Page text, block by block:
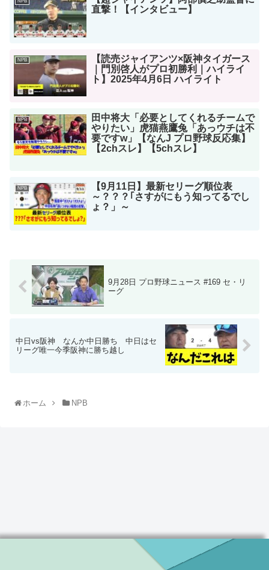
直撃！【インタビュー】
NPB
【読売ジャイアンツ×阪神タイガース
｜門別啓人がプロ初勝利｜ハイライ
ト】2025年4月6日 ハイライト
NPB
田中将大「必要としてくれるチームで
やりたい」虎猫燕鷹兔「あっウチは不
要ですw」【なんJ プロ野球反応集】
【2chスレ】【5chスレ】
NPB
【9月11日】最新セリーグ順位表
～？？？｢さすがにもう知ってるでし
ょ？」～
9月28日 プロ野球ニュース #169 セ・リ
ーグ
中日vs阪神 なんか中日勝ち 中日はセ
リーグ唯一今季阪神に勝ち越し
ホーム NPB